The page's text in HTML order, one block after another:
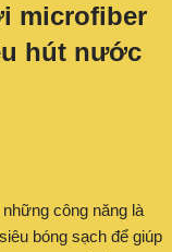
microfiber
hút nước
công năng là
bóng sạch để giúp